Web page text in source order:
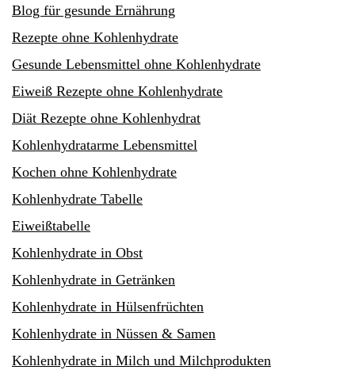
Blog für gesunde Ernährung
Rezepte ohne Kohlenhydrate
Gesunde Lebensmittel ohne Kohlenhydrate
Eiweiß Rezepte ohne Kohlenhydrate
Diät Rezepte ohne Kohlenhydrat
Kohlenhydratarme Lebensmittel
Kochen ohne Kohlenhydrate
Kohlenhydrate Tabelle
Eiweißtabelle
Kohlenhydrate in Obst
Kohlenhydrate in Getränken
Kohlenhydrate in Hülsenfrüchten
Kohlenhydrate in Nüssen & Samen
Kohlenhydrate in Milch und Milchprodukten